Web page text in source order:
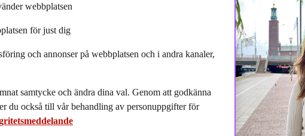
Lidén,
webbplatsen
för just dig
och annonser på webbplatsen och i andra kanaler,
samtycke och ändra dina val. Genom att godkänna
du också till vår behandling av personuppgifter för